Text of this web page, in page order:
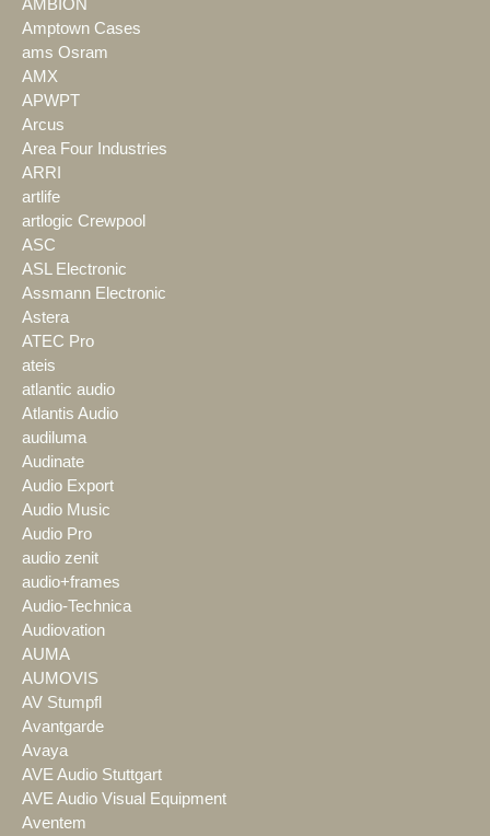
AMBION
Amptown Cases
ams Osram
AMX
APWPT
Arcus
Area Four Industries
ARRI
artlife
artlogic Crewpool
ASC
ASL Electronic
Assmann Electronic
Astera
ATEC Pro
ateis
atlantic audio
Atlantis Audio
audiluma
Audinate
Audio Export
Audio Music
Audio Pro
audio zenit
audio+frames
Audio-Technica
Audiovation
AUMA
AUMOVIS
AV Stumpfl
Avantgarde
Avaya
AVE Audio Stuttgart
AVE Audio Visual Equipment
Aventem